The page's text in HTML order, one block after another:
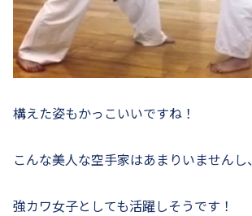
構えた姿もかっこいいですね！
こんな美人な空手家はあまりいませんし、
強カワ女子としても活躍しそうです！